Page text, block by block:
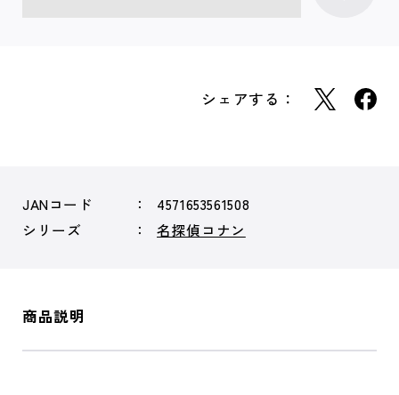
シェアする：
JANコード
4571653561508
シリーズ
名探偵コナン
商品説明